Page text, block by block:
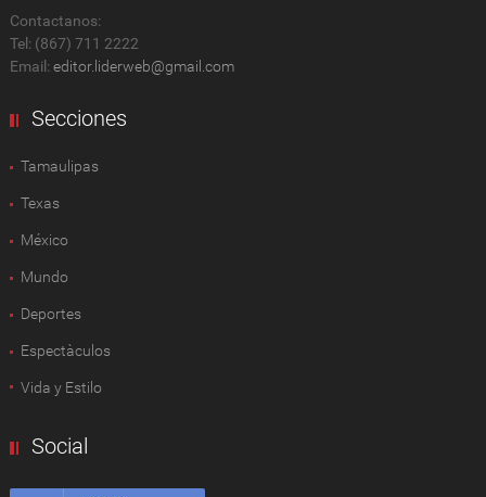
Contactanos:
Tel: (867) 711 2222
Email: editor.liderweb@gmail.com
Secciones
Tamaulipas
Texas
México
Mundo
Deportes
Espectàculos
Vida y Estilo
Social